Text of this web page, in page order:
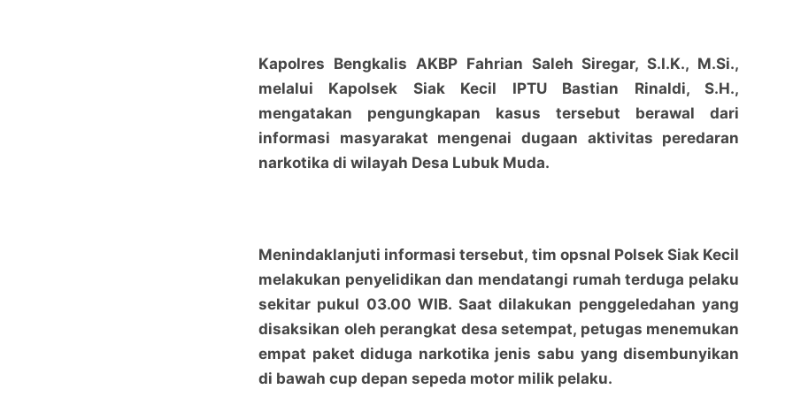
Polsek Siak Kecil Ungkap Kasus Sabu, Empat Paket
Kapolres Bengkalis AKBP Fahrian Saleh Siregar, S.I.K., M.Si.,
melalui Kapolsek Siak Kecil IPTU Bastian Rinaldi, S.H.,
mengatakan pengungkapan kasus tersebut berawal dari
informasi masyarakat mengenai dugaan aktivitas peredaran
narkotika di wilayah Desa Lubuk Muda.
Menindaklanjuti informasi tersebut, tim opsnal Polsek Siak Kecil
melakukan penyelidikan dan mendatangi rumah terduga pelaku
sekitar pukul 03.00 WIB. Saat dilakukan penggeledahan yang
disaksikan oleh perangkat desa setempat, petugas menemukan
empat paket diduga narkotika jenis sabu yang disembunyikan
di bawah cup depan sepeda motor milik pelaku.
Polsek Siak Kecil Ungkap Kasus Sabu, Empat Paket